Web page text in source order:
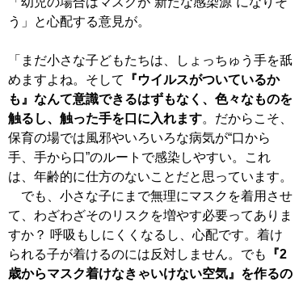
う」と心配する意見が。
「まだ小さな子どもたちは、しょっちゅう手を舐
めますよね。そして
『ウイルスがついているか
も』なんて意識できるはずもなく、色々なものを
触るし、触った手を口に入れます。だからこそ、
保育の場では風邪やいろいろな病気が“口から
手、手から口”のルートで感染しやすい。これ
は、年齢的に仕方のないことだと思っています。
でも、小さな子にまで無理にマスクを着用させ
て、わざわざそのリスクを増やす必要ってありま
すか？ 呼吸もしにくくなるし、心配です。着け
られる子が着けるのには反対しません。でも
『2
歳からマスク着けなきゃいけない空気』を作るの